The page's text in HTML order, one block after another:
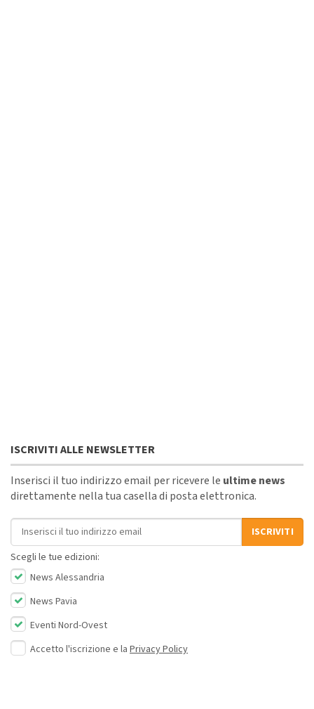
ISCRIVITI ALLE NEWSLETTER
Inserisci il tuo indirizzo email per ricevere le ultime news
direttamente nella tua casella di posta elettronica.
Indirizzo email
ISCRIVITI
Scegli le tue edizioni:
News Alessandria
News Pavia
Eventi Nord-Ovest
Accetto l'iscrizione e la Privacy Policy